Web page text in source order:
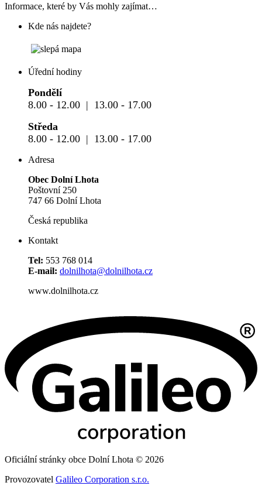
Informace, které by Vás mohly zajímat…
Kde nás najdete?
Úřední hodiny
Pondělí
8.00 - 12.00 | 13.00 - 17.00
Středa
8.00 - 12.00 | 13.00 - 17.00
Adresa
Obec Dolní Lhota
Poštovní 250
747 66 Dolní Lhota
Česká republika
Kontakt
Tel: 553 768 014
E-mail: dolnilhota@dolnilhota.cz
www.dolnilhota.cz
Oficiální stránky obce Dolní Lhota © 2026
Provozovatel Galileo Corporation s.r.o.